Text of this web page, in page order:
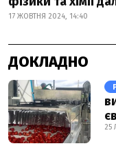
17 ЖОВТНЯ 2024, 14:40
ДОКЛАДНО
25